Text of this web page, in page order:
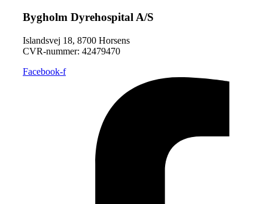
Bygholm Dyrehospital A/S
Islandsvej 18, 8700 Horsens
CVR-nummer: ​42479470
Facebook-f